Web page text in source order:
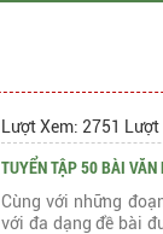
Tài liệu
Đề Thi
Lượt Xem: 2751 Lượt
TUYỂN TẬP 50 BÀI VĂN
Cùng với những
với đa dạng đề bài